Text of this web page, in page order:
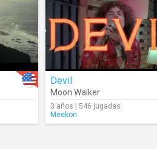
Devil
Moon Walker
3 años | 546 jugadas
Meekon